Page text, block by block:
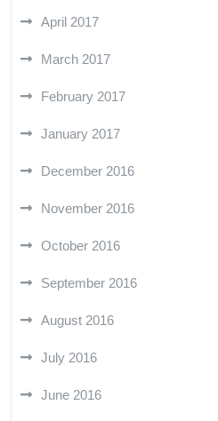
April 2017
March 2017
February 2017
January 2017
December 2016
November 2016
October 2016
September 2016
August 2016
July 2016
June 2016